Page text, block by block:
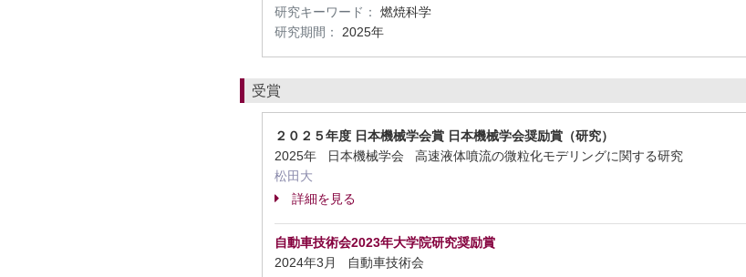
研究キーワード：
燃焼科学
研究期間：
2025年
受賞
２０２５年度 日本機械学会賞 日本機械学会奨励賞（研究）
2025年 日本機械学会 高速液体噴流の微粒化モデリングに関する研究
松田大
詳細を見る
自動車技術会2023年大学院研究奨励賞
2024年3月 自動車技術会